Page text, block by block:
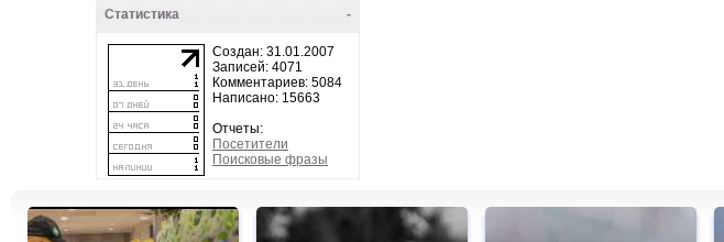
-
Статистика
Создан: 31.01.2007
Записей: 4071
Комментариев: 5084
Написано: 15663
Отчеты:
Посетители
Поисковые фразы